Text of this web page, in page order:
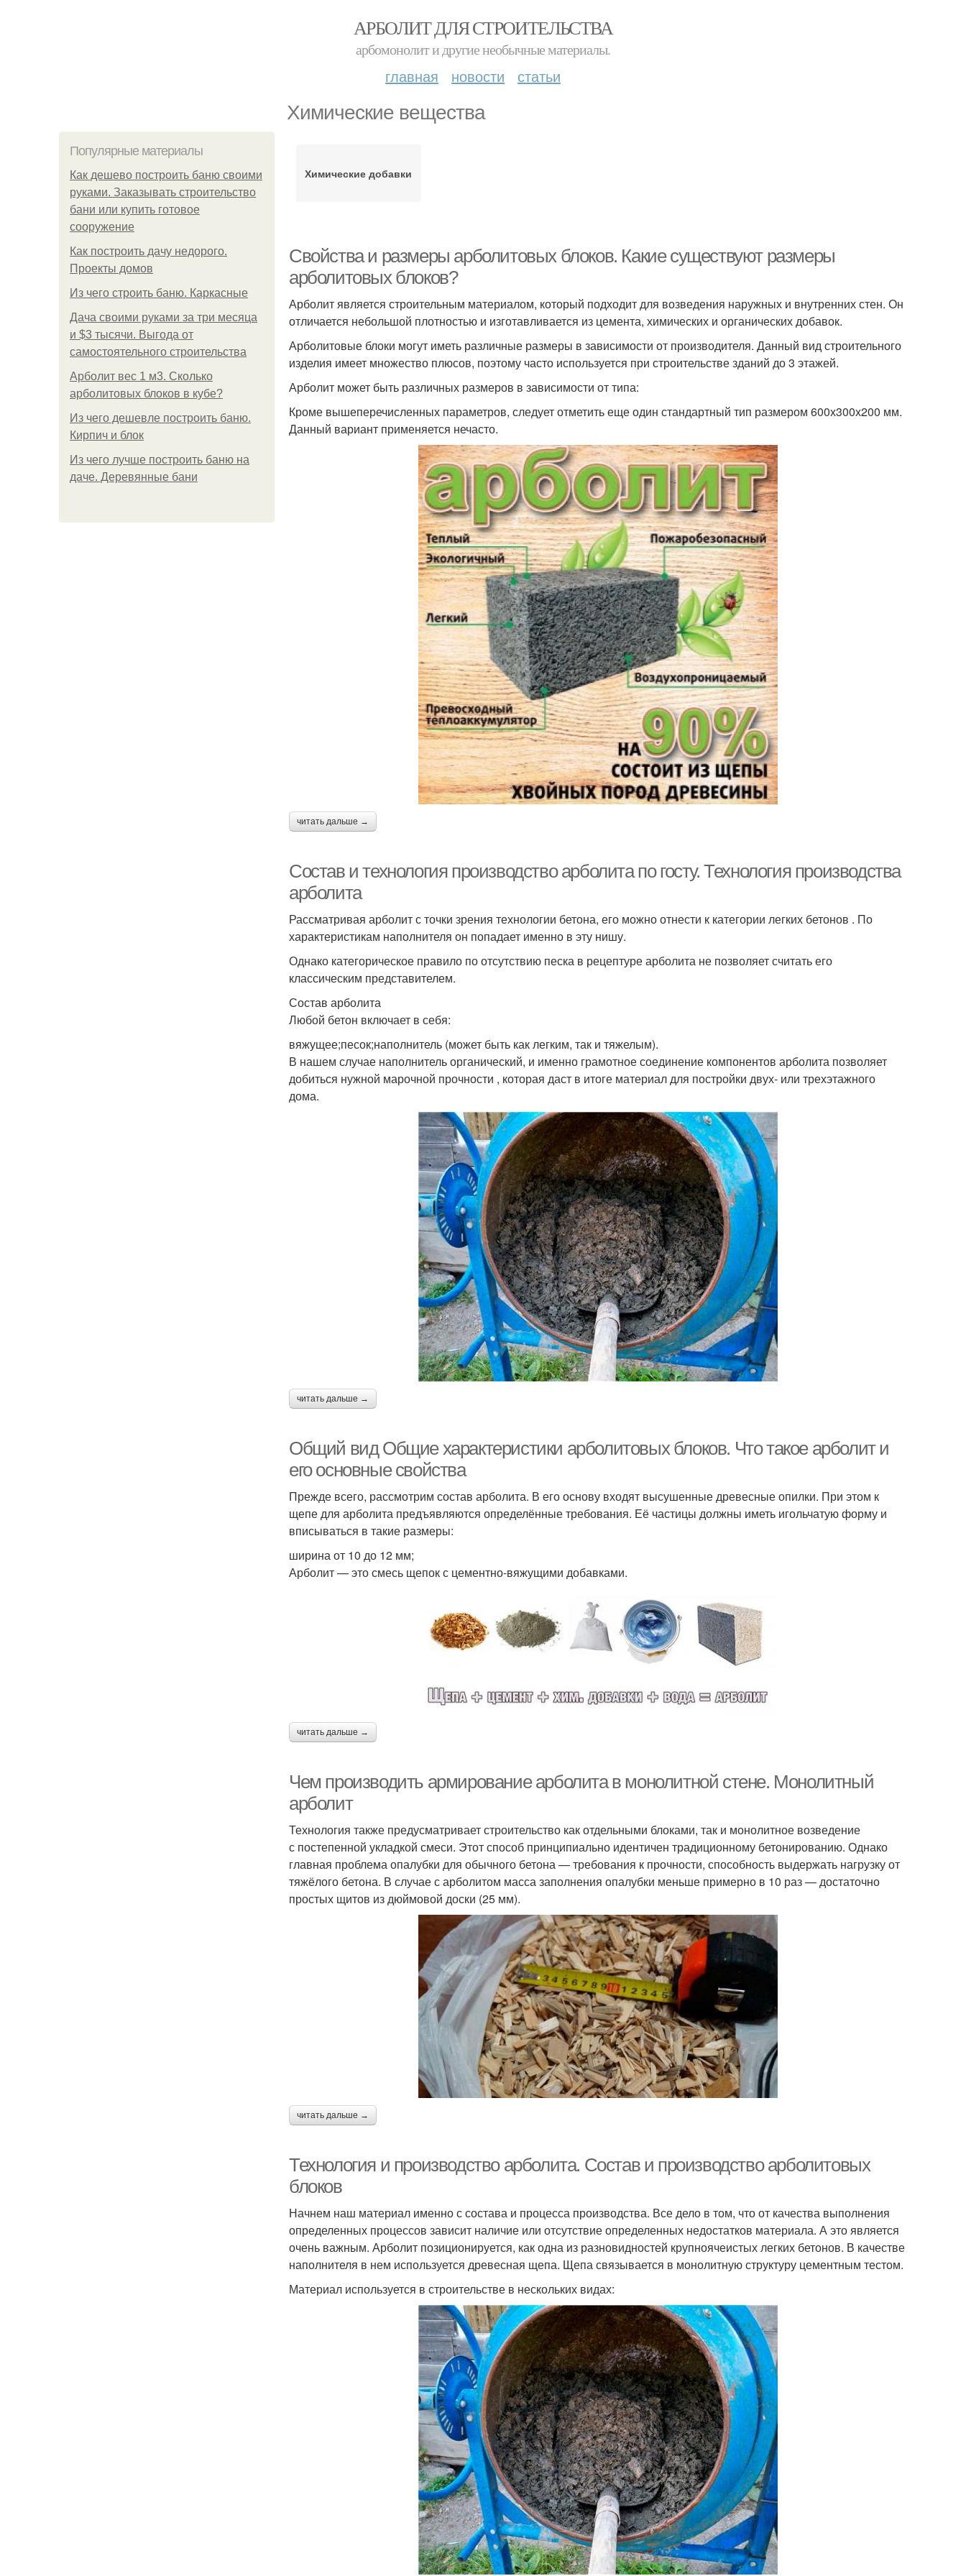
АРБОЛИТ ДЛЯ СТРОИТЕЛЬСТВА
арбомонолит и другие необычные материалы.
главная новости статьи
Химические вещества
Популярные материалы
Как дешево построить баню своими
руками. Заказывать строительство
бани или купить готовое
сооружение
Как построить дачу недорого.
Проекты домов
Из чего строить баню. Каркасные
Дача своими руками за три месяца
и $3 тысячи. Выгода от
самостоятельного строительства
Арболит вес 1 м3. Сколько
арболитовых блоков в кубе?
Из чего дешевле построить баню.
Кирпич и блок
Из чего лучше построить баню на
даче. Деревянные бани
Химические добавки
Свойства и размеры арболитовых блоков. Какие существуют размеры
арболитовых блоков?
Арболит является строительным материалом, который подходит для возведения наружных и внутренних стен. Он
отличается небольшой плотностью и изготавливается из цемента, химических и органических добавок.
Арболитовые блоки могут иметь различные размеры в зависимости от производителя. Данный вид строительного
изделия имеет множество плюсов, поэтому часто используется при строительстве зданий до 3 этажей.
Арболит может быть различных размеров в зависимости от типа:
Кроме вышеперечисленных параметров, следует отметить еще один стандартный тип размером 600х300х200 мм.
Данный вариант применяется нечасто.
читать дальше →
Состав и технология производство арболита по госту. Технология производства
арболита
Рассматривая арболит с точки зрения технологии бетона, его можно отнести к категории легких бетонов . По
характеристикам наполнителя он попадает именно в эту нишу.
Однако категорическое правило по отсутствию песка в рецептуре арболита не позволяет считать его
классическим представителем.
Состав арболита
Любой бетон включает в себя:
вяжущее;песок;наполнитель (может быть как легким, так и тяжелым).
В нашем случае наполнитель органический, и именно грамотное соединение компонентов арболита позволяет
добиться нужной марочной прочности , которая даст в итоге материал для постройки двух- или трехэтажного
дома.
читать дальше →
Общий вид Общие характеристики арболитовых блоков. Что такое арболит и
его основные свойства
Прежде всего, рассмотрим состав арболита. В его основу входят высушенные древесные опилки. При этом к
щепе для арболита предъявляются определённые требования. Её частицы должны иметь игольчатую форму и
вписываться в такие размеры:
ширина от 10 до 12 мм;
Арболит — это смесь щепок с цементно-вяжущими добавками.
читать дальше →
Чем производить армирование арболита в монолитной стене. Монолитный
арболит
Технология также предусматривает строительство как отдельными блоками, так и монолитное возведение
с постепенной укладкой смеси. Этот способ принципиально идентичен традиционному бетонированию. Однако
главная проблема опалубки для обычного бетона — требования к прочности, способность выдержать нагрузку от
тяжёлого бетона. В случае с арболитом масса заполнения опалубки меньше примерно в 10 раз — достаточно
простых щитов из дюймовой доски (25 мм).
читать дальше →
Технология и производство арболита. Состав и производство арболитовых
блоков
Начнем наш материал именно с состава и процесса производства. Все дело в том, что от качества выполнения
определенных процессов зависит наличие или отсутствие определенных недостатков материала. А это является
очень важным. Арболит позиционируется, как одна из разновидностей крупноячеистых легких бетонов. В качестве
наполнителя в нем используется древесная щепа. Щепа связывается в монолитную структуру цементным тестом.
Материал используется в строительстве в нескольких видах: